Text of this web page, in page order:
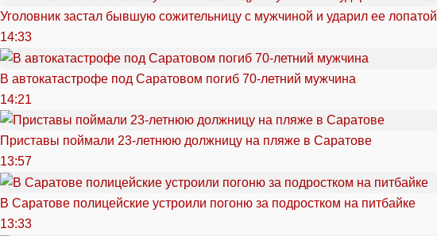
Уголовник застал бывшую сожительницу с мужчиной и ударил ее лопатой
14:33
В автокатастрофе под Саратовом погиб 70-летний мужчина
14:21
Приставы поймали 23-летнюю должницу на пляже в Саратове
13:57
В Саратове полицейские устроили погоню за подростком на питбайке
13:33